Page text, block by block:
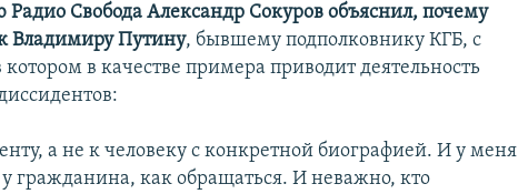
Радио Свобода Александр Сокуров объяснил, почему
Владимиру Путину, бывшему подполковнику КГБ, с
в качестве примера приводит деятельность
а не к человеку с конкретной биографией. И у меня
у гражданина, как обращаться. И неважно, кто